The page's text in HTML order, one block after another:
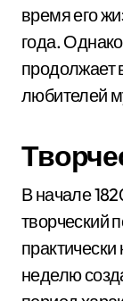
время его
года.
продолжает
любителей
В начале
творческий
неделю